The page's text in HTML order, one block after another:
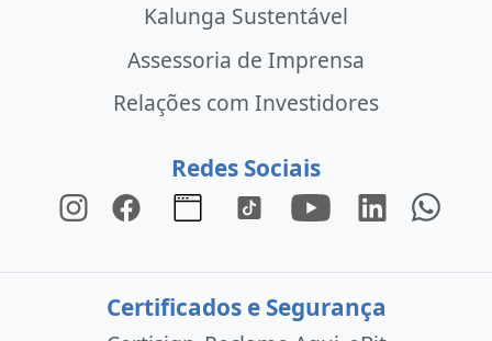
Kalunga Sustentável
Assessoria de Imprensa
Relações com Investidores
Redes Sociais
Certificados e Segurança